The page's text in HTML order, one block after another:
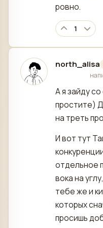
ровно.
1
north_alisa
А я зайду
простите)
на треть
И вот тут
отдельное
вока на
тебе же и
которых
просишь